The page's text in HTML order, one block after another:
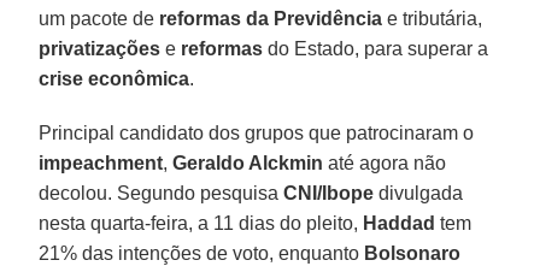
um pacote de reformas da Previdência e tributária,
privatizaçõese reformas do Estado, para superar a
crise econômica.
Principal candidato dos grupos que patrocinaram o
impeachment, Geraldo Alckmin até agora não
decolou. Segundo pesquisaCNI/Ibope divulgada
nesta quarta-feira, a 11 dias do pleito, Haddad tem
21% das intenções de voto, enquanto Bolsonaro